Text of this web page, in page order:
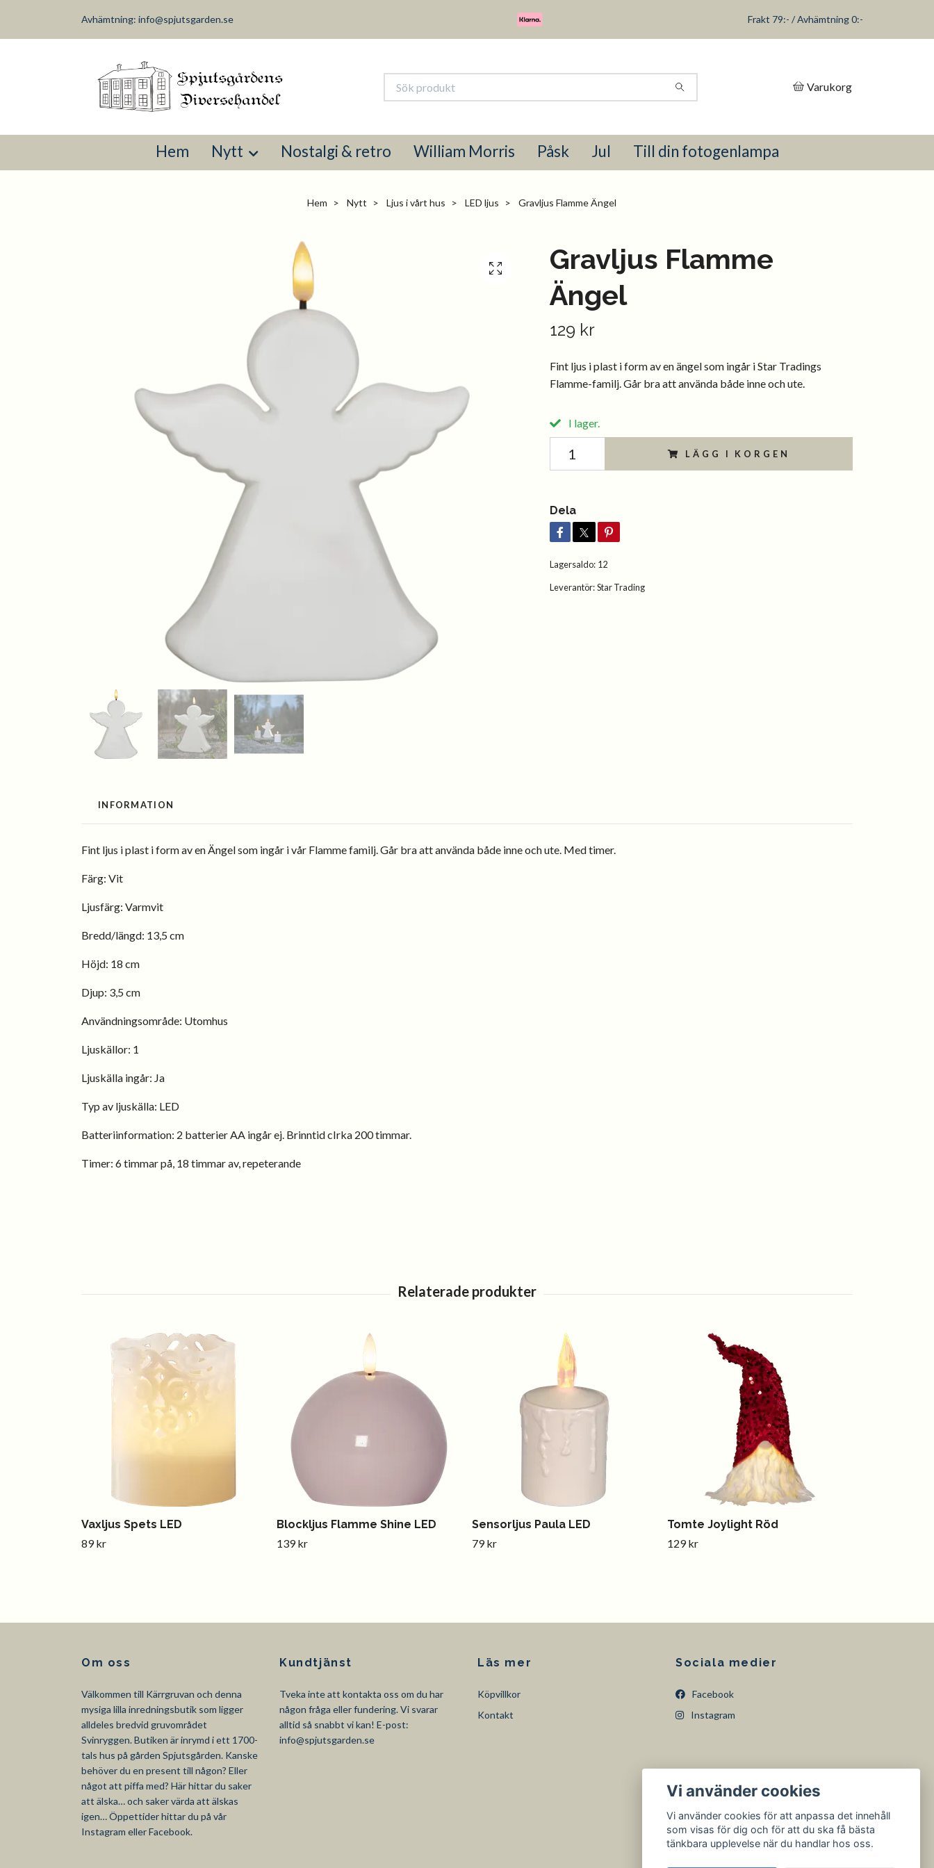
Avhämtning: info@spjutsgarden.se Frakt 79:- / Avhämtning 0:-
Varukorg
Hem Nytt Nostalgi & retro William Morris Påsk Jul Till din fotogenlampa
Hem Nytt Ljus i vårt hus LED ljus Gravljus Flamme Ängel
Gravljus Flamme
Ängel
129 kr
Fint ljus i plast i form av en ängel som ingår i Star Tradings
Flamme-familj. Går bra att använda både inne och ute.
I lager.
LÄGG I KORGEN
Dela
Lagersaldo: 12
Leverantör:Star Trading
INFORMATION
Fint ljus i plast i form av en Ängel som ingår i vår Flamme familj. Går bra att använda både inne och ute. Med timer.
Färg: Vit
Ljusfärg: Varmvit
Bredd/längd: 13,5 cm
Höjd: 18 cm
Djup: 3,5 cm
Användningsområde: Utomhus
Ljuskällor: 1
Ljuskälla ingår: Ja
Typ av ljuskälla: LED
Batteriinformation: 2 batterier AA ingår ej. Brinntid cIrka 200 timmar.
Timer: 6 timmar på, 18 timmar av, repeterande
Vaxljus Spets LED
89 kr
Blockljus Flamme Shine LED
139 kr
Sensorljus Paula LED
79 kr
Tomte Joylight Röd
129 kr
Om oss
Välkommen till Kärrgruvan och denna
mysiga lilla inredningsbutik som ligger
alldeles bredvid gruvområdet
Svinryggen. Butiken är inrymd i ett 1700-
tals hus på gården Spjutsgården. Kanske
behöver du en present till någon? Eller
något att piffa med? Här hittar du saker
att älska… och saker värda att älskas
igen… Öppettider hittar du på vår
Instagram eller Facebook.
Kundtjänst
Tveka inte att kontakta oss om du har
någon fråga eller fundering. Vi svarar
alltid så snabbt vi kan! E-post:
info@spjutsgarden.se
Läs mer
Köpvillkor
Kontakt
Sociala medier
Facebook
Instagram
Vi använder cookies
Vi använder cookies för att anpassa det innehåll
som visas för dig och för att du ska få bästa
tänkbara upplevelse när du handlar hos oss.